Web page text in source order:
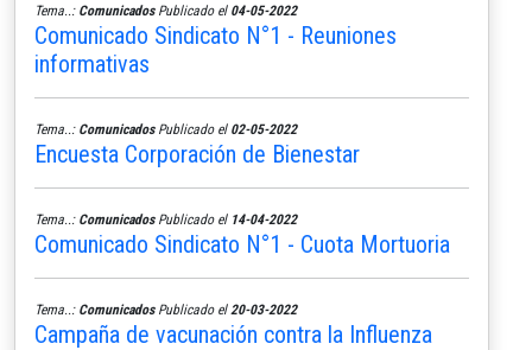
Tema..: ComunicadosPublicado el 04-05-2022
Comunicado Sindicato N°1 - Reuniones
informativas
Tema..: ComunicadosPublicado el 02-05-2022
Encuesta Corporación de Bienestar
Tema..: ComunicadosPublicado el 14-04-2022
Comunicado Sindicato N°1 - Cuota Mortuoria
Tema..: ComunicadosPublicado el 20-03-2022
Campaña de vacunación contra la Influenza